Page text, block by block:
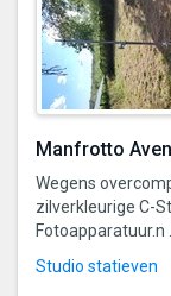
Manfrotto
Wegens
zilverkleurige C-
Fotoapparatuur.n ...
Studio statieven